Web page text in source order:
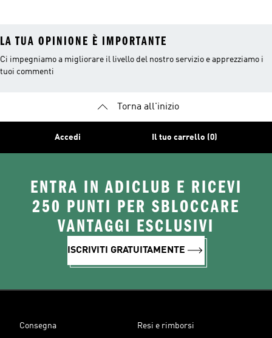
LA TUA OPINIONE È IMPORTANTE
Ci impegniamo a migliorare il livello del nostro servizio e apprezziamo i
tuoi commenti
Torna all'inizio
Accedi Il tuo carrello (0)
ENTRA IN ADICLUB E RICEVI
250 PUNTI PER SBLOCCARE
VANTAGGI ESCLUSIVI
ISCRIVITI GRATUITAMENTE
Consegna Resi e rimborsi